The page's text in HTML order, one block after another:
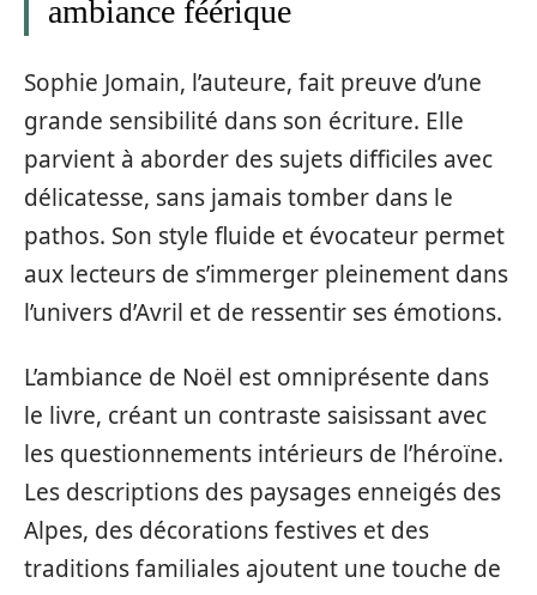
ambiance féérique
Sophie Jomain, l’auteure, fait preuve d’une
grande sensibilité dans son écriture. Elle
parvient à aborder des sujets difficiles avec
délicatesse, sans jamais tomber dans le
pathos. Son style fluide et évocateur permet
aux lecteurs de s’immerger pleinement dans
l’univers d’Avril et de ressentir ses émotions.
L’ambiance de Noël est omniprésente dans
le livre, créant un contraste saisissant avec
les questionnements intérieurs de l’héroïne.
Les descriptions des paysages enneigés des
Alpes, des décorations festives et des
traditions familiales ajoutent une touche de